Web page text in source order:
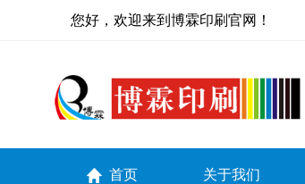
您好，欢迎来到博霖印刷官网！
首页 关于我们